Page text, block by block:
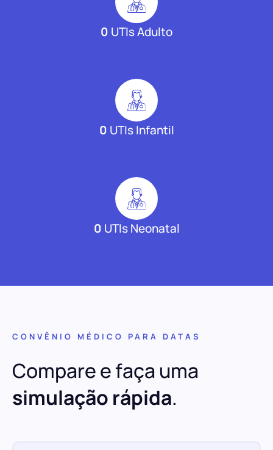
0 UTIs Adulto
0 UTIs Infantil
0 UTIs Neonatal
CONVÊNIO MÉDICO PARA DATAS
Compare e faça uma
simulação rápida.